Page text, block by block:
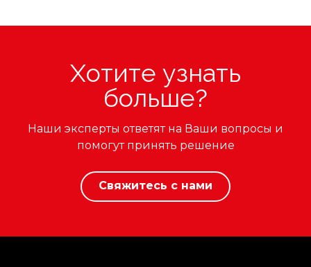
Хотите узнать
больше?
Наши эксперты ответят на Ваши вопросы и
помогут принять решение
Свяжитесь с нами